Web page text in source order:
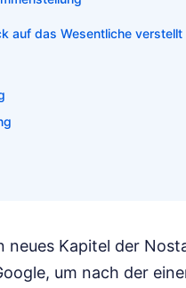
auf das Wesentliche verstellt
neues Kapitel der
um nach der